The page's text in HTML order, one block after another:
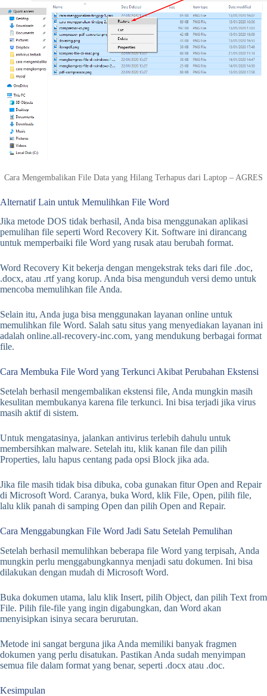
Cara Mengembalikan File Data yang Hilang Terhapus dari Laptop – AGRES
Alternatif Lain untuk Memulihkan File Word
Jika metode DOS tidak berhasil, Anda bisa menggunakan aplikasi
pemulihan file seperti Word Recovery Kit. Software ini dirancang
untuk memperbaiki file Word yang rusak atau berubah format.
Word Recovery Kit bekerja dengan mengekstrak teks dari file .doc,
.docx, atau .rtf yang korup. Anda bisa mengunduh versi demo untuk
mencoba memulihkan file Anda.
Selain itu, Anda juga bisa menggunakan layanan online untuk
memulihkan file Word. Salah satu situs yang menyediakan layanan ini
adalah online.all-recovery-inc.com, yang mendukung berbagai format
file.
Cara Membuka File Word yang Terkunci Akibat Perubahan Ekstensi
Setelah berhasil mengembalikan ekstensi file, Anda mungkin masih
kesulitan membukanya karena file terkunci. Ini bisa terjadi jika virus
masih aktif di sistem.
Untuk mengatasinya, jalankan antivirus terlebih dahulu untuk
membersihkan malware. Setelah itu, klik kanan file dan pilih
Properties, lalu hapus centang pada opsi Block jika ada.
Jika file masih tidak bisa dibuka, coba gunakan fitur Open and Repair
di Microsoft Word. Caranya, buka Word, klik File, Open, pilih file,
lalu klik panah di samping Open dan pilih Open and Repair.
Cara Menggabungkan File Word Jadi Satu Setelah Pemulihan
Setelah berhasil memulihkan beberapa file Word yang terpisah, Anda
mungkin perlu menggabungkannya menjadi satu dokumen. Ini bisa
dilakukan dengan mudah di Microsoft Word.
Buka dokumen utama, lalu klik Insert, pilih Object, dan pilih Text from
File. Pilih file-file yang ingin digabungkan, dan Word akan
menyisipkan isinya secara berurutan.
Metode ini sangat berguna jika Anda memiliki banyak fragmen
dokumen yang perlu disatukan. Pastikan Anda sudah menyimpan
semua file dalam format yang benar, seperti .docx atau .doc.
Kesimpulan